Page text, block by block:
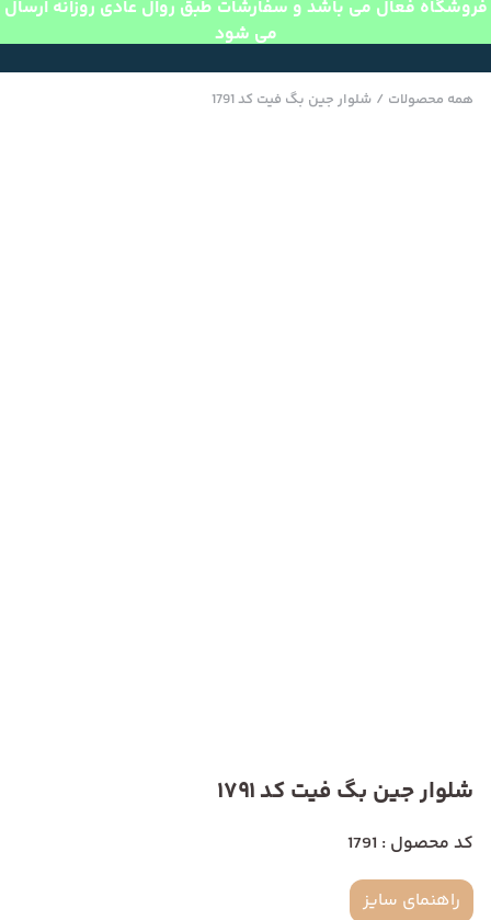
فروشگاه فعال می باشد و سفارشات طبق روال عادی روزانه ارسال
می شود
همه محصولات / شلوار جین بگ فیت کد 1791
شلوار جین بگ فیت کد 1791
کد محصول : 1791
راهنمای سایز